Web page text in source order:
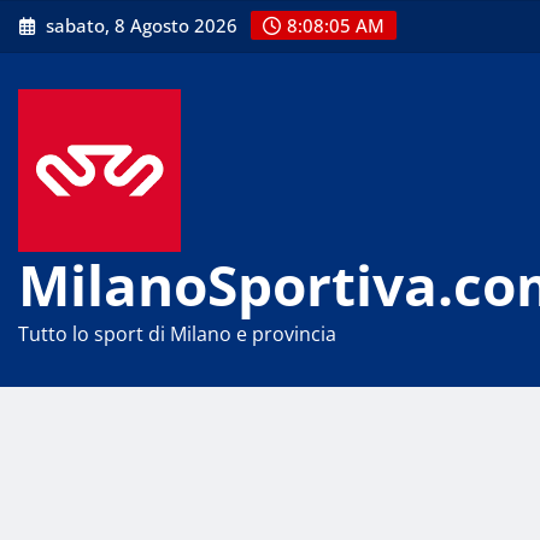
Skip
to
sabato, 8 Agosto 2026 8:08:05 AM
Tutto lo sport di Milano e provincia